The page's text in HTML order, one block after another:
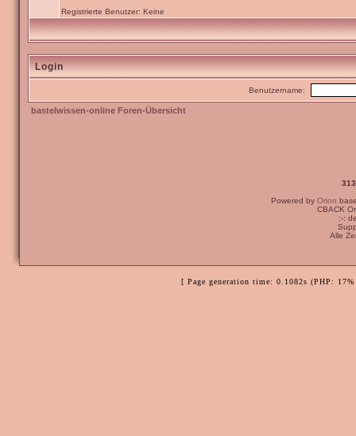
Registrierte Benutzer: Keine
Login
Benutzername:
bastelwissen-online Foren-Übersicht
Powered by Orion
CBACK
:-:
Alle
[ Page generation time: 0.1082s (PHP: